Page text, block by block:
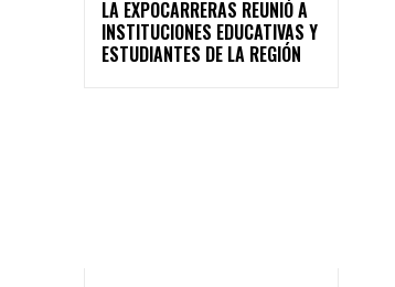
LA EXPOCARRERAS REUNIÓ A
INSTITUCIONES EDUCATIVAS Y
ESTUDIANTES DE LA REGIÓN